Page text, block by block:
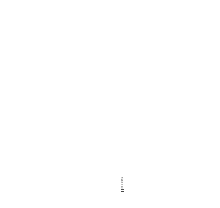
scroll